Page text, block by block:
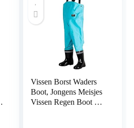
Vissen Borst Waders
Boot, Jongens Meisjes
Vissen Regen Boot Hip